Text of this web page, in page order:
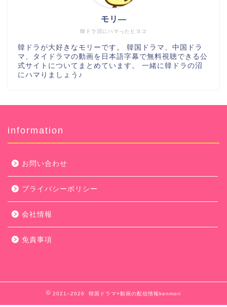
韓ドラ沼にハマったヒヨコ
モリ―
韓ドラが大好きなモリーです。 韓国ドラマ、中国ドラ
マ、タイドラマの動画を日本語字幕で無料視聴できる公
式サイトについてまとめています。 一緒に韓ドラの沼
にハマりましょう♪
information
お問い合わせ
プライバシーポリシー
会社情報
免責事項
2021–2026 韓国ドラマ×動画の配信情報kenmori